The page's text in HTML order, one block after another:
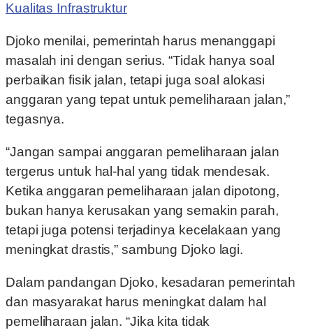
Kualitas Infrastruktur
Djoko menilai, pemerintah harus menanggapi
masalah ini dengan serius. “Tidak hanya soal
perbaikan fisik jalan, tetapi juga soal alokasi
anggaran yang tepat untuk pemeliharaan jalan,”
tegasnya.
“Jangan sampai anggaran pemeliharaan jalan
tergerus untuk hal-hal yang tidak mendesak.
Ketika anggaran pemeliharaan jalan dipotong,
bukan hanya kerusakan yang semakin parah,
tetapi juga potensi terjadinya kecelakaan yang
meningkat drastis,” sambung Djoko lagi.
Dalam pandangan Djoko, kesadaran pemerintah
dan masyarakat harus meningkat dalam hal
pemeliharaan jalan. “Jika kita tidak